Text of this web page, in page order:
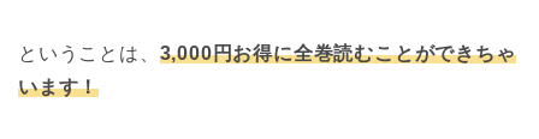
ということは、 3,000円お得に全巻読むことができちゃ
います！